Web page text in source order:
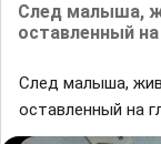
След малыша,
оставленный
След малыша,
оставленный на